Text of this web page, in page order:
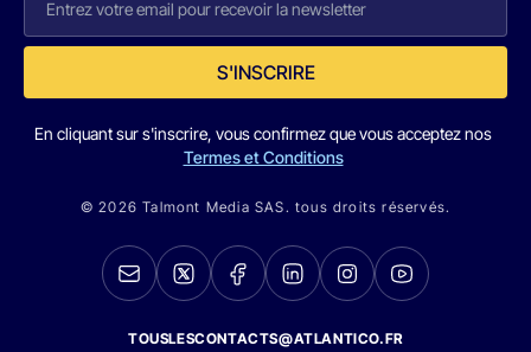
S'INSCRIRE
En cliquant sur s'inscrire, vous confirmez que vous acceptez nos
Termes et Conditions
© 2026 Talmont Media SAS. tous droits réservés.
TOUSLESCONTACTS@ATLANTICO.FR